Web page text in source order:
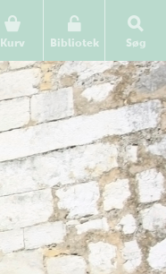
Kurv
Bibliotek Søg